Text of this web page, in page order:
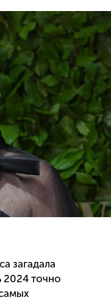
загадала
2024 точно